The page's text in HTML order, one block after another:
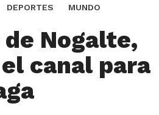
DEPORTES MUNDO
reclama en
Nogalte,
canal para